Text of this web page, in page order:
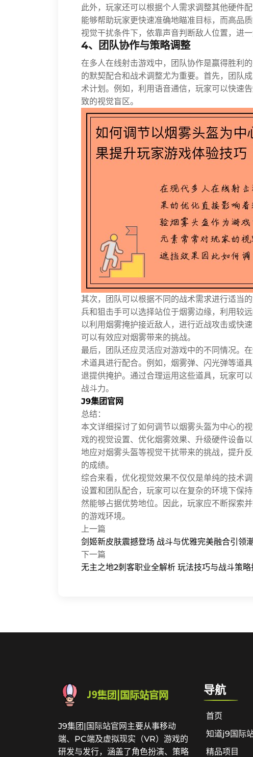
此外，玩家还可以根据个人需求调整其他硬件
能够帮助玩家更快速准确地瞄准目标，而高品
视觉干扰条件下，依靠声音判断敌人位置，进一
4、团队协作与策略调整
在多人在线射击游戏中，团队协作是赢得胜利
的默契配合和战术调整尤为重要。首先，团队
术计划。例如，利用语音通信，玩家可以快速
致的视觉盲区。
其次，团队可以根据不同的战术需求进行适当
兵和狙击手可以选择站位于烟雾边缘，利用较
以利用烟雾掩护接近敌人，进行近战攻击或快
可以有效应对烟雾带来的挑战。
最后，团队还应灵活应对游戏中的不同情况。
术道具进行配合。例如，烟雾弹、闪光弹等道
退提供掩护。通过合理运用这些道具，玩家可
战斗力。
J9集团官网
总结：
本文详细探讨了如何调节以烟雾头盔为中心的
戏的视觉设置、优化烟雾效果、升级硬件设备
地应对烟雾头盔等视觉干扰带来的挑战，提升
的成绩。
综合来看，优化视觉效果不仅仅是单纯的技术
设置和团队配合，玩家可以在复杂的环境下保
然能够占据优势地位。因此，玩家应不断探索
的游戏环境。
上一篇
剑姬新皮肤震撼登场 战斗与优雅完美融合引领
下一篇
无主之地2刺客职业全解析 玩法技巧与战斗策略
J9集团|国际站官网主要从事移动
端、PC端及虚拟现实（VR）游戏的
研发与发行，涵盖了角色扮演、策略
导航
首页
知道j9国际
精品项目